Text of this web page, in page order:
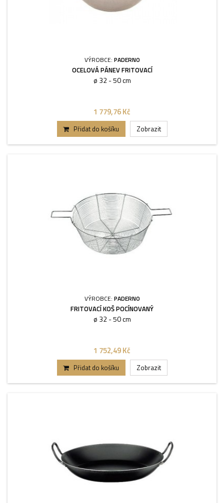
VÝROBCE: PADERNO
OCELOVÁ PÁNEV FRITOVACÍ
ø 32 - 50 cm
1 779,76 Kč
Přidat do košíku Zobrazit
VÝROBCE: PADERNO
FRITOVACÍ KOŠ POCÍNOVANÝ
ø 32 - 50 cm
1 752,49 Kč
Přidat do košíku Zobrazit